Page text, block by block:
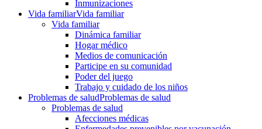
Inmunizaciones
Vida familiarVida familiar
Vida familiar
Dinámica familiar
Hogar médico
Medios de comunicación
Participe en su comunidad
Poder del juego
Trabajo y cuidado de los niños
Problemas de saludProblemas de salud
Problemas de salud
Afecciones médicas